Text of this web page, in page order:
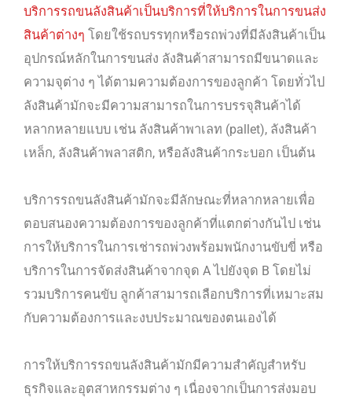
บริการรถขนลังสินค้าเป็นบริการที่ให้บริการในการขนส่ง
สินค้าต่างๆ โดยใช้รถบรรทุกหรือรถพ่วงที่มีลังสินค้าเป็น
อุปกรณ์หลักในการขนส่ง ลังสินค้าสามารถมีขนาดและ
ความจุต่าง ๆ ได้ตามความต้องการของลูกค้า โดยทั่วไป
ลังสินค้ามักจะมีความสามารถในการบรรจุสินค้าได้
หลากหลายแบบ เช่น ลังสินค้าพาเลท (pallet), ลังสินค้า
เหล็ก, ลังสินค้าพลาสติก, หรือลังสินค้ากระบอก เป็นต้น
บริการรถขนลังสินค้ามักจะมีลักษณะที่หลากหลายเพื่อ
ตอบสนองความต้องการของลูกค้าที่แตกต่างกันไป เช่น
การให้บริการในการเช่ารถพ่วงพร้อมพนักงานขับขี่ หรือ
บริการในการจัดส่งสินค้าจากจุด A ไปยังจุด B โดยไม่
รวมบริการคนขับ ลูกค้าสามารถเลือกบริการที่เหมาะสม
กับความต้องการและงบประมาณของตนเองได้
การให้บริการรถขนลังสินค้ามักมีความสำคัญสำหรับ
ธุรกิจและอุตสาหกรรมต่าง ๆ เนื่องจากเป็นการส่งมอบ